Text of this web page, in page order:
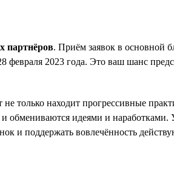
партнёров. Приём заявок в основной
2023 года. Это ваш шанс
только находит прогрессивные
обмениваются идеями и
и поддержать вовлечённость